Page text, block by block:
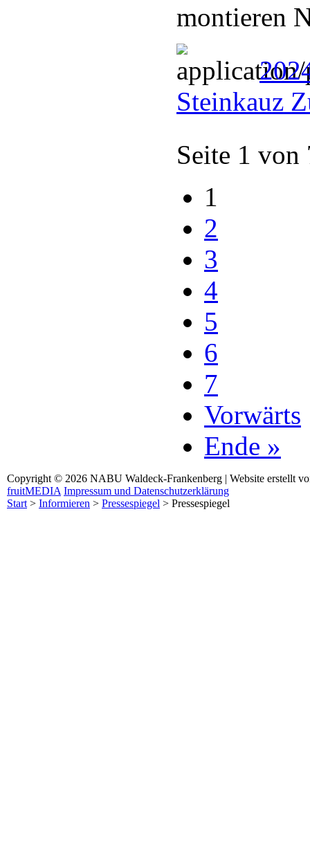
montieren
Steinkauz
Seite 1 von
1
2
3
4
5
6
7
Vorwärts
Ende »
Copyright © 2026 NABU Waldeck-Frankenberg | Website erstellt
fruitMEDIA Impressum und Datenschutzerklärung
Start> Informieren > Pressespiegel > Pressespiegel